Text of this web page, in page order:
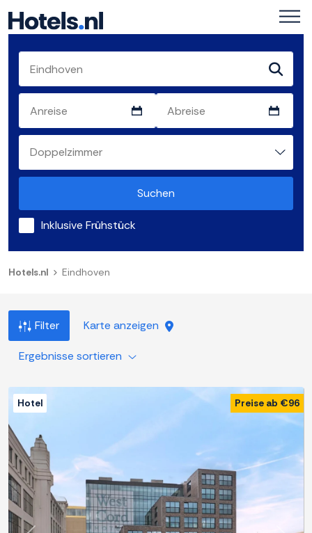
Suchen
Inklusive Frühstück
Hotels.nl Eindhoven
Filter Karte anzeigen
Ergebnisse sortieren
Hotel Preise ab €96